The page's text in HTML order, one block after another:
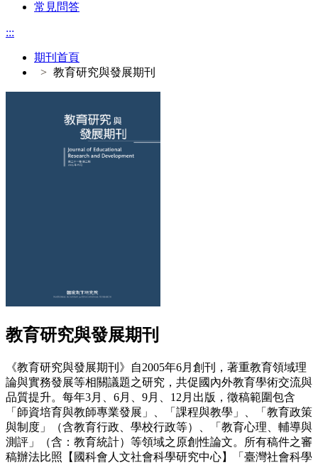
常見問答
:::
期刊首頁
教育研究與發展期刊
教育研究與發展期刊
《教育研究與發展期刊》 自2005年6月創刊
，著重教育領域理
論與實務發展等相關議題之研究，共促國內外教育學術交流與
品質提升。 每年3月、 6月、 9月、 12 月出版，徵稿範圍包含
「師資培育與教師專業發展」、「課程與教學」、「教育政策
與制度」（含教育行政、學校行政等）、「教育心理、輔導與
測評」（含：教育統計）等領域之原創性論文。所有稿件之審
稿辦法比照【國科會人文社會科學研究中心】「臺灣社會科學